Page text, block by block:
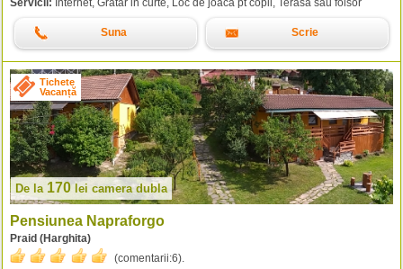
Suna Scrie
Tichete
Vacanță
De la 170lei camera dubla
Pensiunea Napraforgo
Praid (Harghita)
(comentarii:6).